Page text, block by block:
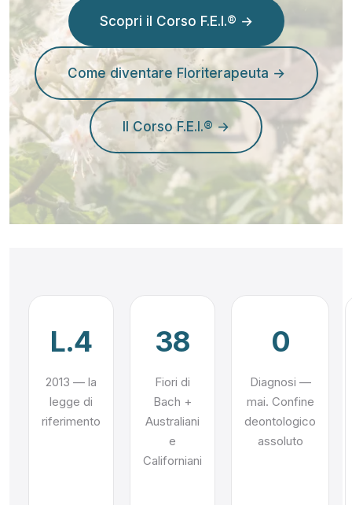
Scopri il Corso F.E.I.® →
Come diventare Floriterapeuta →
Il Corso F.E.I.® →
L.4
2013 — la
legge di
riferimento
38
Fiori di
Bach +
Australiani
e
Californiani
0
Diagnosi —
mai. Confine
deontologico
assoluto